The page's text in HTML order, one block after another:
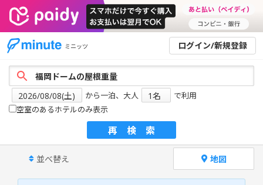
ミニッツ ログイン/新規登録
から一泊、大人
で利用
空室のあるホテルのみ表示
再検索
並べ替え 地図